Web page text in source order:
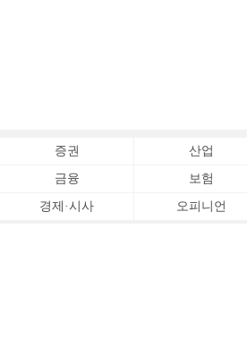
증권 산업
금융 보험
경제·시사 오피니언